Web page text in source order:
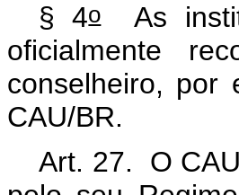
§ 4oAs
oficialmente
conselheiro, por
CAU/BR.
Art. 27. O